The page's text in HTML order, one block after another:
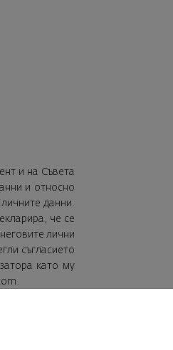
и на Съвета
и относно
данни.
че се
лични
съгласието
като му
.
ЕООД,
София, район